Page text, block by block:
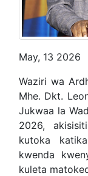
May, 13 2026
Waziri wa
Mhe. Dkt.
Jukwaa la
2026,
kutoka
kwenda
kuleta